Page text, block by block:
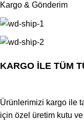
Kargo & Gönderim
KARGO İLE TÜM
Ürünlerimizi kargo ile
için özel üretim kutu